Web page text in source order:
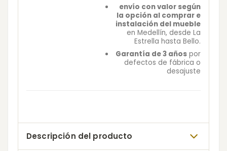
envío con valor según
la opción al comprar e
instalación del mueble
en Medellín, desde La
Estrella hasta Bello.
Garantía de 3 años por
defectos de fábrica o
desajuste
Descripción del producto